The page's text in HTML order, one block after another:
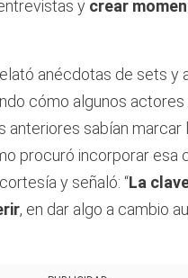
y crear
anécdotas de sets y
cómo algunos
anteriores sabían marcar
procuró incorporar esa
y señaló: “La
, en dar algo a cambio